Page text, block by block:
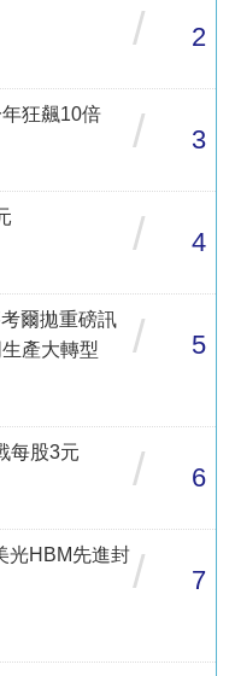
/ 2
狂飆10倍
/ 3
/ 4
爾拋重磅訊
產大轉型
/ 5
每股3元
/ 6
光HBM先進封/ 7